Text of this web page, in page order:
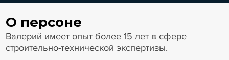
О персоне
Валерий имеет опыт более 15 лет в сфере
строительно-технической экспертизы.